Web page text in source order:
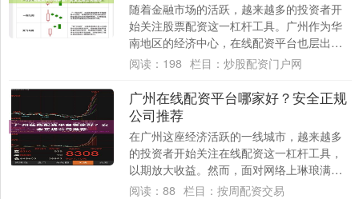
随着金融市场的活跃，越来越多的投资者开
始关注股票配资这一杠杆工具。广州作为华
南地区的经济中心，在线配资平台也层出不
穷。然而，面对众多的选择，如何辨别安全
阅读： 198 栏目： 炒股配资门户网
广州在线配资平台哪家好？安全正规
公司推荐
在广州这座经济活跃的一线城市，越来越多
的投资者开始关注在线配资这一杠杆工具，
以期放大收益。然而，面对网络上琳琅满目
的配资平台，许多投资者不禁困惑：**广州在
阅读： 88 栏目： 按周配资交易